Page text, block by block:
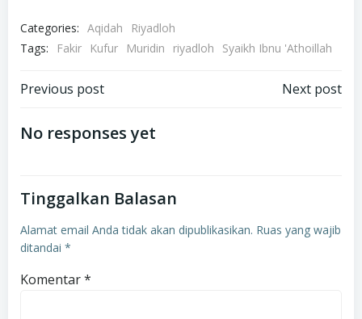
Categories: Aqidah
Riyadloh
Tags:
Fakir Kufur Muridin riyadloh Syaikh Ibnu 'Athoillah
Navigasi
pos
Previous post
NavigasiNext post
No responses yet
Tinggalkan Balasan
Alamat email Anda tidak akan dipublikasikan. Ruas yang wajib
ditandai *
Komentar*